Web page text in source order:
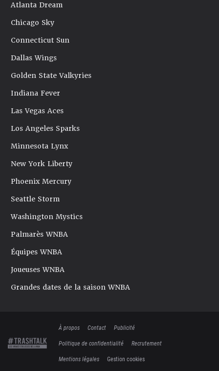
Atlanta Dream
Chicago Sky
Connecticut Sun
Dallas Wings
Golden State Valkyries
Indiana Fever
Las Vegas Aces
Los Angeles Sparks
Minnesota Lynx
New York Liberty
Phoenix Mercury
Seattle Storm
Washington Mystics
Palmarès WNBA
Équipes WNBA
Joueuses WNBA
Grandes dates de la saison WNBA
À propos Contact
Publicité
Politique de confidentialité
Recrutement
Mentions légales
Gestion cookies